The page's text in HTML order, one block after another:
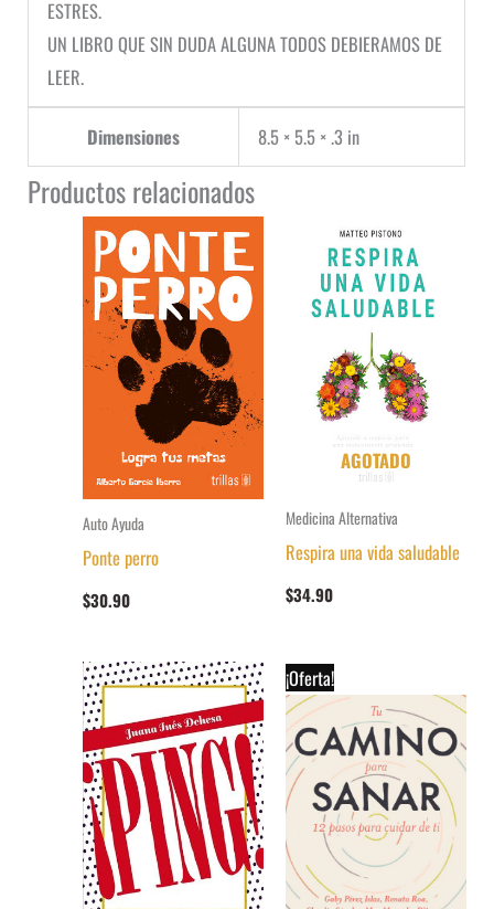
ESTRES.
UN LIBRO QUE SIN DUDA ALGUNA TODOS DEBIERAMOS DE
LEER.
Dimensiones 8.5 × 5.5 × .3 in
Productos relacionados
Auto Ayuda
Ponte perro
$30.90
AGOTADO
Medicina Alternativa
Respira una vida saludable
$34.90
¡Oferta!